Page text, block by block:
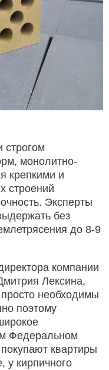
строгом
монолитно-
крепкими и
строений
Эксперты
без
до 8-9
компании
Лексина,
необходимы
поэтому
Федеральном
квартиры
у кирпичного